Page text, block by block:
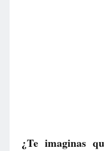
¿Te imaginas